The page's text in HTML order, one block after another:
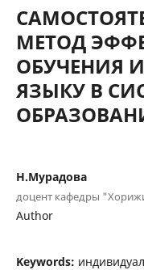
МЕТОД
ОБУЧЕНИЯ
ЯЗЫКУ В
Н.Мурадова
доцент кафедры
Author
Keywords: